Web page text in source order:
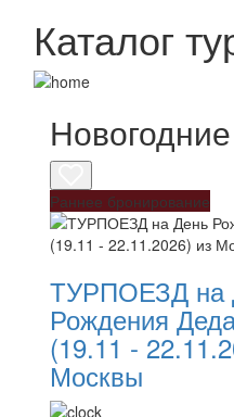
Каталог
Раннее бронирование
ТУРПОЕЗД на
Рождения
(19.11 -
Москвы